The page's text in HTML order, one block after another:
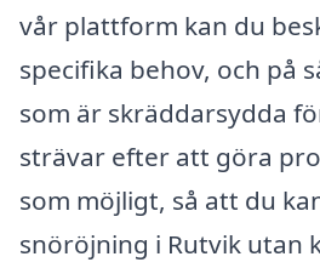
vår plattform kan du
specifika behov, och på
som är skräddarsydda
strävar efter att göra
som möjligt, så att du
snöröjning i Rutvik utan